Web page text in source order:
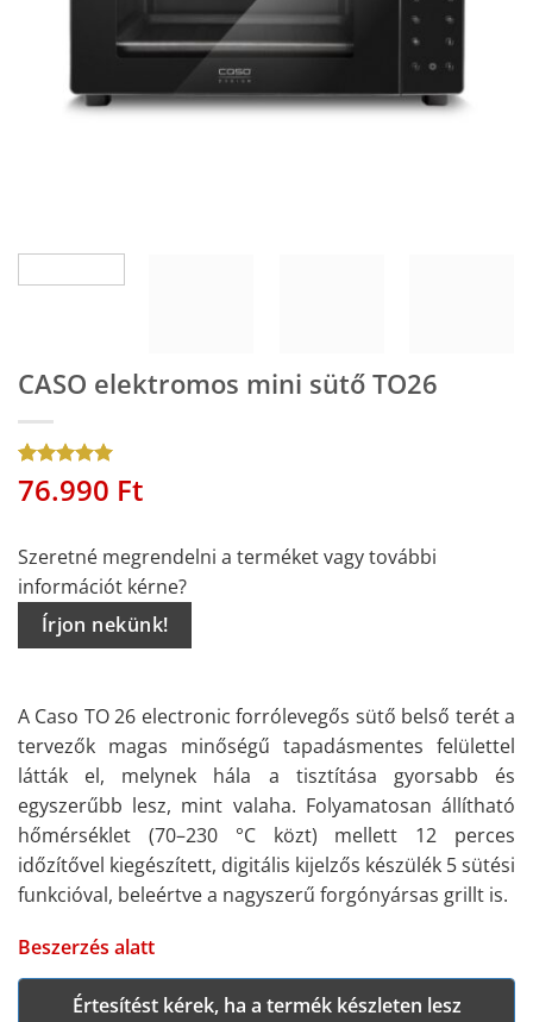
CASO elektromos mini sütő TO26
Értékelés5
az 5-ből,
1
76.990 Ft
Szeretné megrendelni a terméket vagy további
információt kérne?
Írjon nekünk!
A Caso TO 26 electronic forrólevegős sütő belső terét a
tervezők magas minőségű tapadásmentes felülettel
látták el, melynek hála a tisztítása gyorsabb és
egyszerűbb lesz, mint valaha. Folyamatosan állítható
hőmérséklet (70–230 °C közt) mellett 12 perces
időzítővel kiegészített, digitális kijelzős készülék 5 sütési
funkcióval, beleértve a nagyszerű forgónyársas grillt is.
Beszerzés alatt
Értesítést kérek, ha a termék készleten lesz